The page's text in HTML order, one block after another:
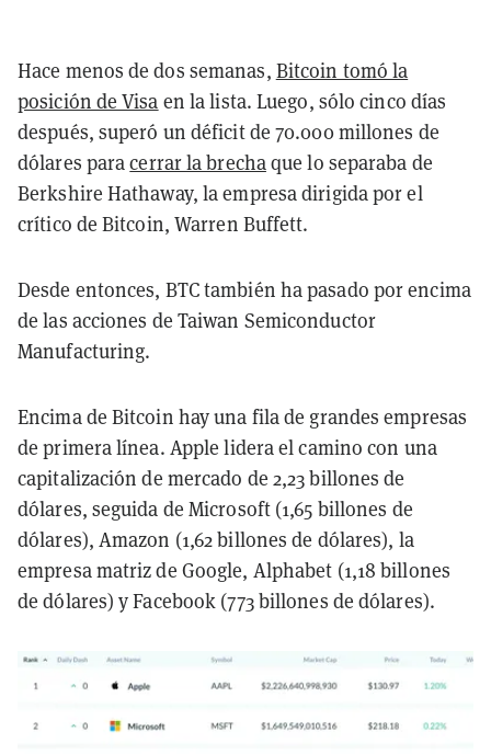
Hace menos de dos semanas, Bitcoin tomó la
posición de Visa en la lista. Luego, sólo cinco días
después, superó un déficit de 70.000 millones de
dólares paracerrar la brechaque lo separaba de
Berkshire Hathaway, la empresa dirigida por el
crítico de Bitcoin, Warren Buffett.
Desde entonces, BTC también ha pasado por encima
de las acciones de Taiwan Semiconductor
Manufacturing.
Encima de Bitcoin hay una fila de grandes empresas
de primera línea. Apple lidera el camino con una
capitalización de mercado de 2,23 billones de
dólares, seguida de Microsoft (1,65 billones de
dólares), Amazon (1,62 billones de dólares), la
empresa matriz de Google, Alphabet (1,18 billones
de dólares) y Facebook (773 billones de dólares).